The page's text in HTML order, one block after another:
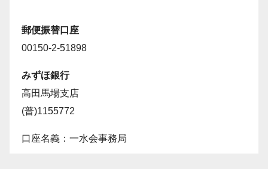
郵便振替口座
00150-2-51898
みずほ銀行
高田馬場支店
(普)1155772
口座名義：一水会事務局